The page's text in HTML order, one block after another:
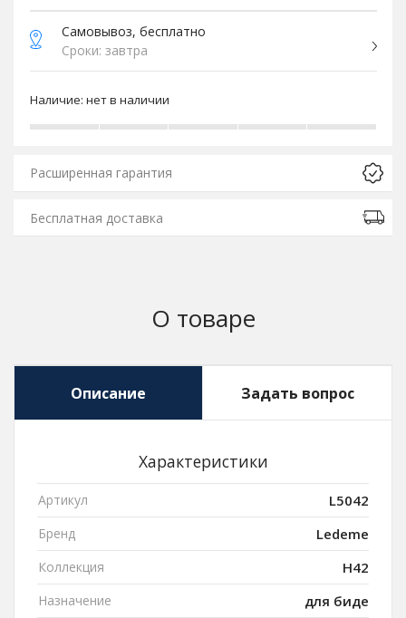
Самовывоз, бесплатно
Сроки: завтра
Наличие: нет в наличии
Расширенная гарантия
Бесплатная доставка
О товаре
Описание Задать вопрос
Характеристики
Артикул L5042
Бренд Ledeme
Коллекция H42
Назначение для биде